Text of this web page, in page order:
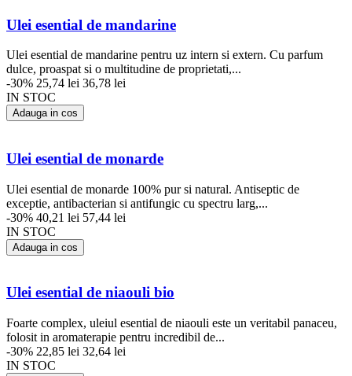
Ulei esential de mandarine
Ulei esential de mandarine pentru uz intern si extern. Cu parfum
dulce, proaspat si o multitudine de proprietati,...
-30% 25,74 lei 36,78 lei
IN STOC
Adauga in cos
Ulei esential de monarde
Ulei esential de monarde 100% pur si natural. Antiseptic de
exceptie, antibacterian si antifungic cu spectru larg,...
-30% 40,21 lei 57,44 lei
IN STOC
Adauga in cos
Ulei esential de niaouli bio
Foarte complex, uleiul esential de niaouli este un veritabil panaceu,
folosit in aromaterapie pentru incredibil de...
-30% 22,85 lei 32,64 lei
IN STOC